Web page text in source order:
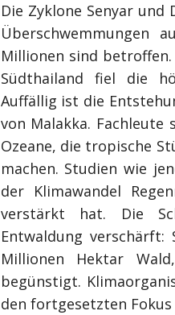
Die Zyklone Senyar und
Überschwemmungen
Millionen sind
Südthailand fiel die
Auffällig ist die
von Malakka.
Ozeane, die tropische
machen. Studien wie
der Klimawandel
verstärkt hat. Die
Entwaldung
Millionen Hektar
begünstigt.
den fortgesetzten